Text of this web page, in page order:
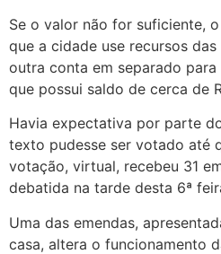
Se o valor não for suficiente,
que a cidade use recursos
outra conta em separado
que possui saldo de cerca de
Havia expectativa por parte
texto pudesse ser votado até
votação, virtual, recebeu 31
debatida na tarde desta 6ª
Uma das emendas,
casa, altera o funcionamento